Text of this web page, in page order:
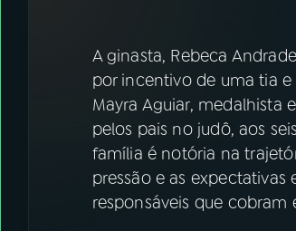
ACOMPANHE A RÁDIO NACIONAL
YouTube Facebook
Instagram X
A ginasta, Rebeca
por incentivo de uma tia
Mayra Aguiar,
pelos pais no judô, aos
família é notória na
pressão e as expectativas
responsáveis que